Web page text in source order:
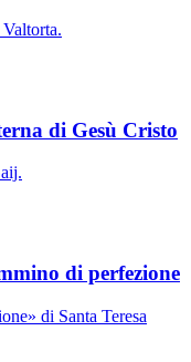
di Gesù Cristo
di perfezione
di Santa Teresa